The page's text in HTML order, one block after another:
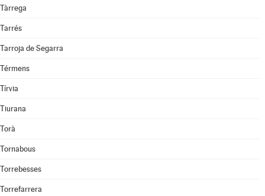
Tàrrega
Tarrés
Tarroja de Segarra
Térmens
Tírvia
Tiurana
Torà
Tornabous
Torrebesses
Torrefarrera